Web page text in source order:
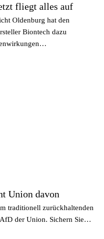
fliegt alles auf
Oldenburg hat den
Biontech dazu
Union davon
traditionell zurückhaltenden
der Union. Sichern Sie…